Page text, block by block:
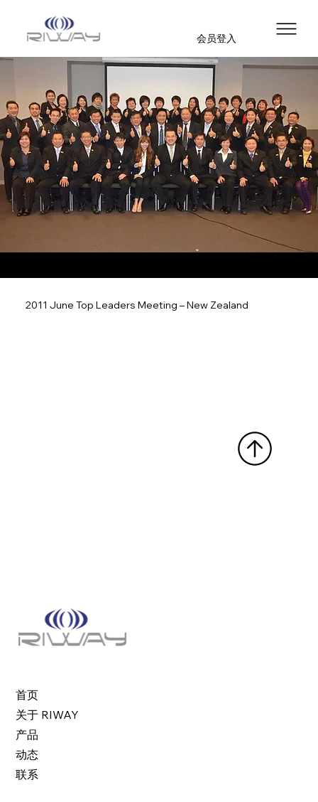
会员登入
2011 June Top Leaders Meeting – New Zealand
首页
关于 RIWAY
产品
动态
联系